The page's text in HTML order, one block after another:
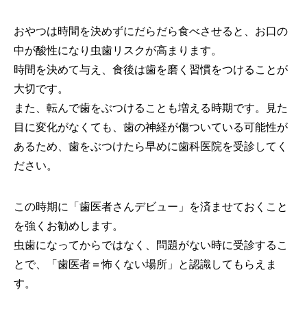
おやつは時間を決めずにだらだら食べさせると、お口の
中が酸性になり虫歯リスクが高まります。
時間を決めて与え、食後は歯を磨く習慣をつけることが
大切です。
また、転んで歯をぶつけることも増える時期です。見た
目に変化がなくても、歯の神経が傷ついている可能性が
あるため、歯をぶつけたら早めに歯科医院を受診してく
ださい。
この時期に「歯医者さんデビュー」を済ませておくこと
を強くお勧めします。
虫歯になってからではなく、問題がない時に受診するこ
とで、「歯医者＝怖くない場所」と認識してもらえま
す。